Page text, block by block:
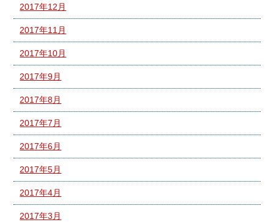
2017年12月
2017年11月
2017年10月
2017年9月
2017年8月
2017年7月
2017年6月
2017年5月
2017年4月
2017年3月